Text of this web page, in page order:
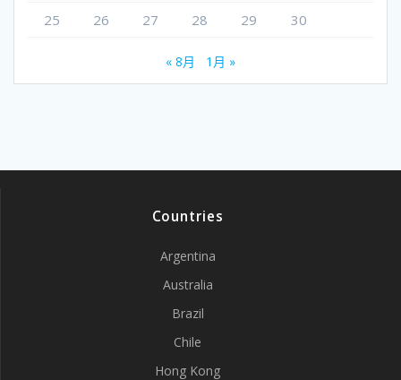
25
26 27 28 29 30
« 8月 1月 »
Countries
Argentina
Australia
Brazil
Chile
Hong Kong